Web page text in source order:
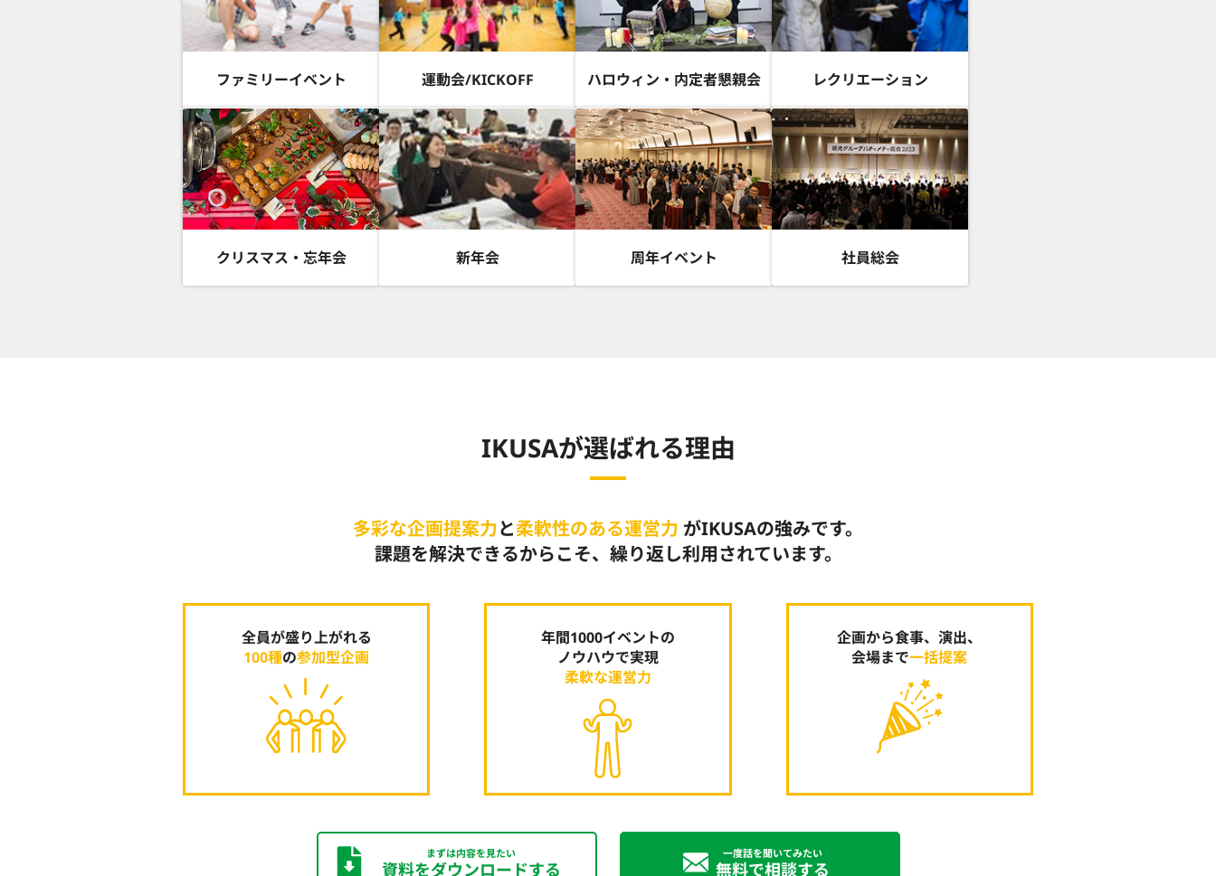
ファミリーイベント 運動会/KICKOFF ハロウィン・内定者懇親会 レクリエーション
クリスマス・忘年会 新年会 周年イベント 社員総会
IKUSAが選ばれる理由
多彩な企画提案力と柔軟性のある運営力 がIKUSAの強みです。
課題を解決できるからこそ、繰り返し利用されています。
全員が盛り上がれる
100種の参加型企画
年間1000イベントの
ノウハウ⁩で実現
柔軟な運営力
企画から食事、演出、
会場まで一括提案
まずは内容を見たい
資料をダウンロードする
一度話を聞いてみたい
無料で相談する